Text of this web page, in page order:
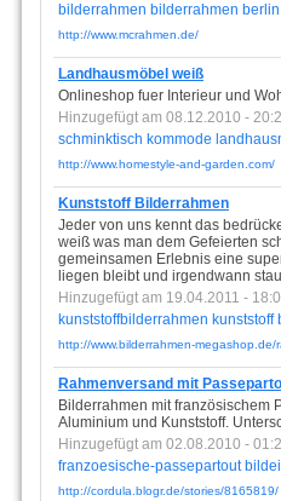
bilderrahmen bilderrahmen berlin
http://www.mcrahmen.de/
Landhausmöbel weiß
Onlineshop fuer Interieur und
Hinzugefügt am 08.12.2010 -
schminktisch kommode
http://www.homestyle-and-garden.com/
Kunststoff Bilderrahmen
Jeder von uns kennt das
weiß was man dem Gefeierten
gemeinsamen Erlebnis eine
liegen bleibt und irgendwann
Hinzugefügt am 19.04.2011 -
kunststoffbilderrahmen kunststoff
http://www.bilderrahmen-
Rahmenversand mit
Bilderrahmen mit französischem
Aluminium und Kunststoff.
Hinzugefügt am 02.08.2010 -
franzoesische-passepartout
http://cordula.blogr.de/stories/8165819/